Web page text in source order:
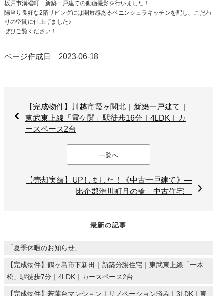
坂戸市溝端町 新築一戸建ての動画撮影を行いました！
陽当り良好な2階リビングには開放感あるペニンシュラキッチンを配し、こだわ
りの空間に仕上げました♪
ぜひご覧ください！
ページ作成日 2023-06-18
【完成物件】川越市霞ヶ関北｜新築一戸建て｜
東武東上線「霞ケ関」駅徒歩16分｜4LDK｜カ
ースペース2台
一覧へ
【売却実績】UPしました！《中古一戸建て》―
比企郡滑川町月の輪 中古住宅―
最新の記事
「夏季休暇のお知らせ」
【完成物件】鶴ヶ島市下新田｜新築分譲住宅｜東武東上線「一本
松」駅徒歩7分｜4LDK｜カースペース2台
【完成物件】若葉台マンション｜リノベーション済み｜3LDK｜東